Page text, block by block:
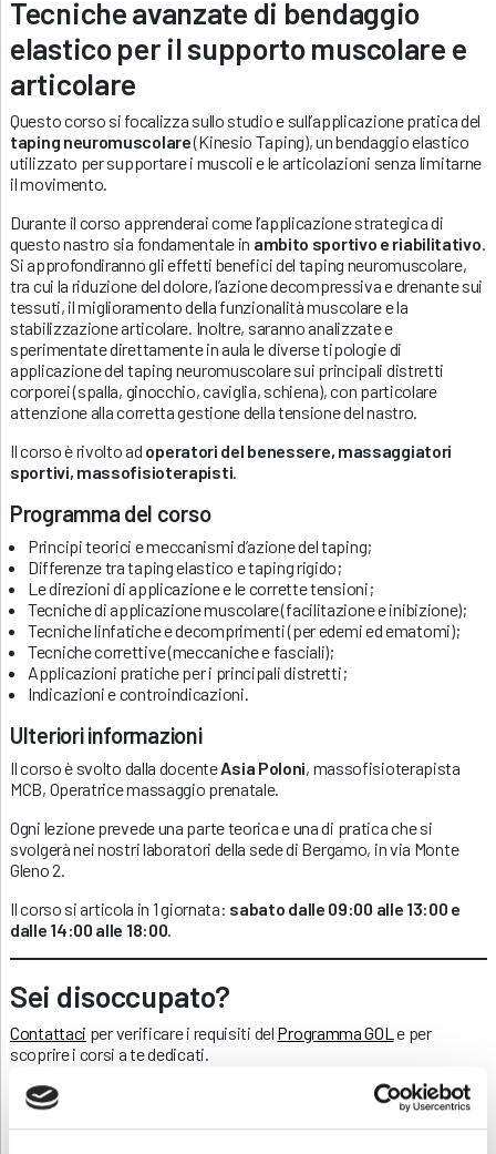
Tecniche avanzate di bendaggio
elastico per il supporto muscolare e
articolare
Questo corso si focalizza sullo studio e sull’applicazione pratica del
taping neuromuscolare(Kinesio Taping), un bendaggio elastico
utilizzato per supportare i muscoli e le articolazioni senza limitarne
il movimento.
Durante il corso apprenderai come l’applicazione strategica di
questo nastro sia fondamentale in ambito sportivo e riabilitativo
Si approfondiranno gli effetti benefici del taping neuromuscolare,
tra cui la riduzione del dolore, l’azione decompressiva e drenante sui
tessuti, il miglioramento della funzionalità muscolare e la
stabilizzazione articolare. Inoltre, saranno analizzate e
sperimentate direttamente in aula le diverse tipologie di
applicazione del taping neuromuscolare sui principali distretti
corporei (spalla, ginocchio, caviglia, schiena), con particolare
attenzione alla corretta gestione della tensione del nastro.
Il corso è rivolto ad operatori del benessere, massaggiatori
sportivi, massofisioterapisti
Programma del corso
Principi teorici e meccanismi d’azione del taping;
Differenze tra taping elastico e taping rigido;
Le direzioni di applicazione e le corrette tensioni;
Tecniche di applicazione muscolare (facilitazione e inibizione);
Tecniche linfatiche e decomprimenti (per edemi ed ematomi);
Tecniche correttive (meccaniche e fasciali);
Applicazioni pratiche per i principali distretti;
Indicazioni e controindicazioni.
Ulteriori informazioni
Il corso è svolto dalla docenteAsia Poloni, massofisioterapista
MCB, Operatrice massaggio prenatale.
Ogni lezione prevede una parte teorica e una di pratica che si
svolgerà nei nostri laboratori della sede di Bergamo, in via Monte
Gleno 2.
Il corso si articola in 1 giornata: sabato dalle 09:00 alle 13:00 e
dalle 14:00 alle 18:00
Sei disoccupato?
Contattaci per verificare i requisiti del Programma GOL e per
scoprire i corsi a te dedicati.
Contatti